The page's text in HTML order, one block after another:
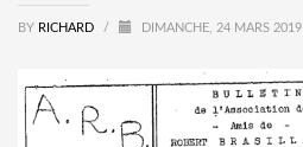
BY RICHARD / DIMANCHE, 24 MARS 2019